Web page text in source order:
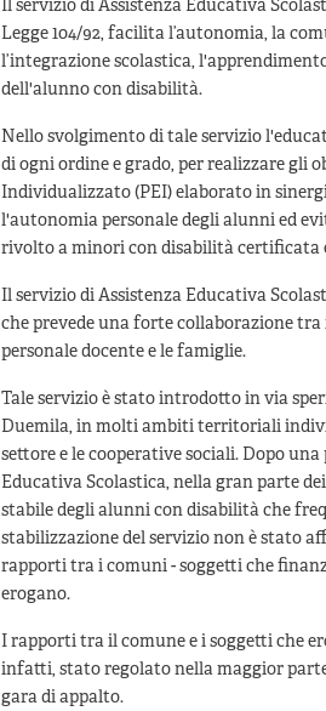
Il servizio di Assistenza Educativa
Legge 104/92, facilita l’autonomia, la
l’integrazione scolastica,
dell'alunno con disabilità.
Nello svolgimento di tale servizio
di ogni ordine e grado, per realizzare
Individualizzato (PEI) elaborato in
l'autonomia personale degli alunni ed
rivolto a minori con disabilità certificata
Il servizio di Assistenza Educativa
che prevede una forte collaborazione
personale docente e le famiglie.
Tale servizio è stato introdotto in via
Duemila, in molti ambiti territoriali
settore e le cooperative sociali. Dopo
Educativa Scolastica, nella gran parte
stabile degli alunni con disabilità che
stabilizzazione del servizio non è stato
rapporti tra i comuni - soggetti che
erogano.
I rapporti tra il comune e i soggetti che
infatti, stato regolato nella maggior
gara di appalto.